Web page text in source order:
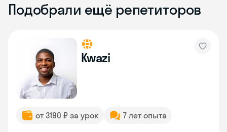
Подобрали ещё репетиторов
Kwazi
от 3190 ₽ за урок 7 лет опыта